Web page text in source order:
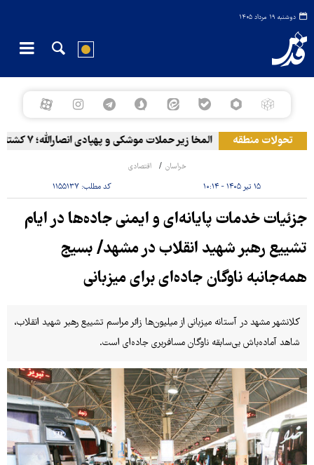
دوشنبه ۱۹ مرداد ۱۴۰۵
تحولات منطقه المخا زیر حملات موشکی و پهپادی انصارالله؛ ۷ کشته و ۳۰ زخمی
خراسان اقتصادی
۱۵ تیر ۱۴۰۵ - ۱۰:۱۴ کد مطلب: ۱۱۵۵۱۳۷
جزئیات خدمات پایانه‌ای و ایمنی جاده‌ها در ایام
تشییع رهبر شهید انقلاب در مشهد/ بسیج
همه‌جانبه ناوگان جاده‌ای برای میزبانی
کلانشهر مشهد در آستانه میزبانی از میلیون‌ها زائر مراسم تشییع رهبر شهید انقلاب،
شاهد آماده‌باش بی‌سابقه ناوگان مسافربری جاده‌ای است.